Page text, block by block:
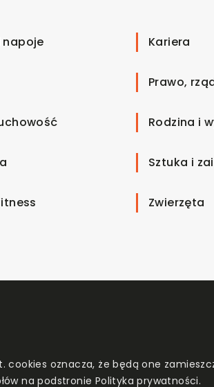
napoje Kariera
Prawo,
Rodzina i
Sztuka i
Zwierzęta
oznacza, że będą one
na podstronie Polityka prywatności.